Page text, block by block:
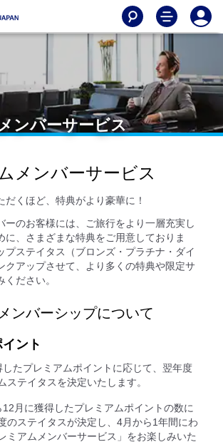
ンバーサービス
メンバーサービス
だくほど、特典がより豪華に！
ーのお客様には、ご旅行をより一層充実し
に、さまざまな特典をご用意しておりま
プステイタス（ブロンズ・プラチナ・ダイ
クアップさせて、より多くの特典や限定サ
ださい。
ンバーシップについて
ント
したプレミアムポイントに応じて、翌年度
ステイタスを決定いたします。
月に獲得したプレミアムポイントの数に
のステイタスが決定し、4月から1年間にわ
ミアムメンバーサービス」をお楽しみいた